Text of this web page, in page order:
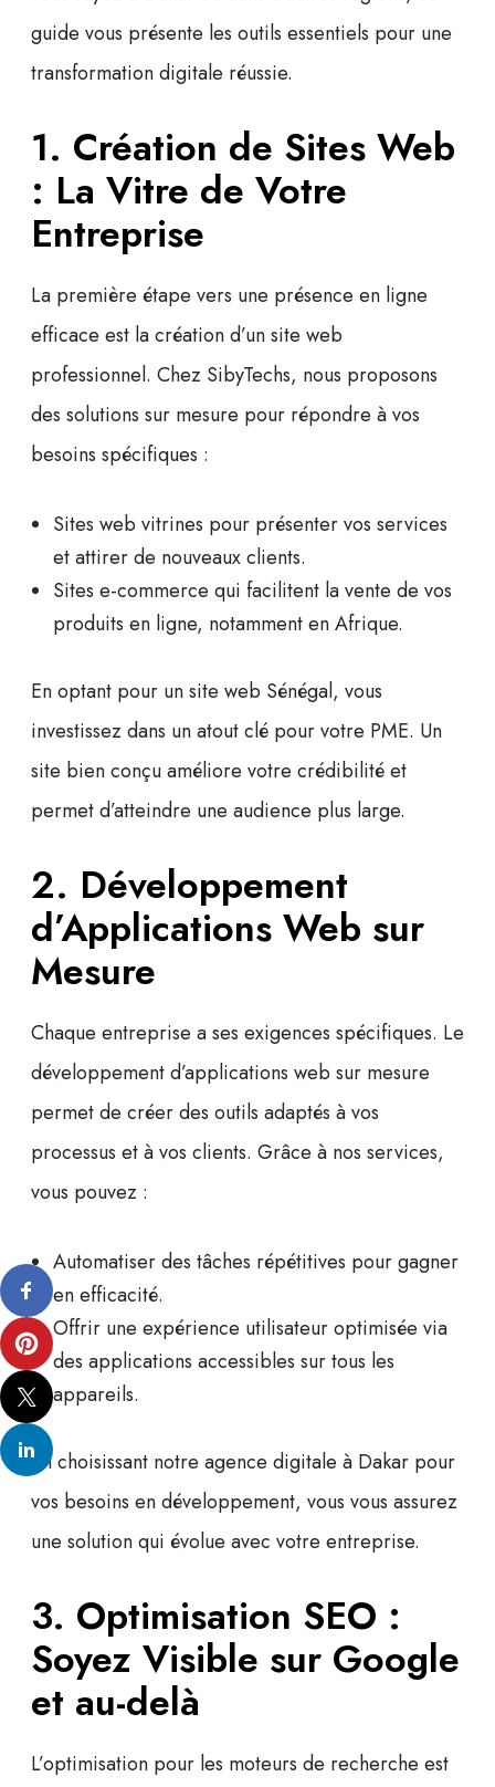
guide vous présente les outils essentiels pour une
transformation digitale réussie.
1. Création de Sites Web
: La Vitre de Votre
Entreprise
La première étape vers une présence en ligne
efficace est la création d’unsite web
professionnel. Chez SibyTechs, nous proposons
des solutions sur mesure pour répondre à vos
besoins spécifiques :
Sites web vitrines pour présenter vos services
et attirer de nouveaux clients.
Sites e-commerce qui facilitent la vente de vos
produits en ligne, notamment en Afrique.
En optant pour unsite web Sénégal, vous
investissez dans un atout clé pour votre PME. Un
site bien conçu améliore votre crédibilité et
permet d’atteindre une audience plus large.
2. Développement
d’Applications Web sur
Mesure
Chaque entreprise a ses exigences spécifiques. Le
développement d’applications web sur mesure
permet de créer des outils adaptés à vos
processus et à vos clients. Grâce à nos services,
vous pouvez :
Automatiser des tâches répétitives pour gagner
en efficacité.
Offrir une expérience utilisateur optimisée via
des applications accessibles sur tous les
appareils.
En choisissant notre agence digitale à Dakar pour
vos besoins endéveloppement, vous vous assurez
une solution qui évolue avec votre entreprise.
3. Optimisation SEO :
Soyez Visible sur Google
et au-delà
L’optimisation pour les moteurs de recherche est